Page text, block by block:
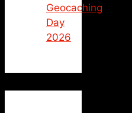
Geocaching
Day
2026